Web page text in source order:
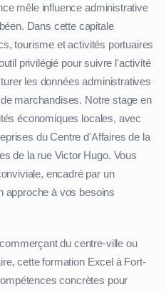
mêle influence administrative
Dans cette capitale
tourisme et activités portuaires
privilégié pour suivre l'activité
les données administratives
marchandises. Notre stage en
économiques locales, avec
du Centre d'Affaires de la
de la rue Victor Hugo. Vous
encadré par un
approche à vos besoins
du centre-ville ou
cette formation Excel à Fort-
concrètes pour